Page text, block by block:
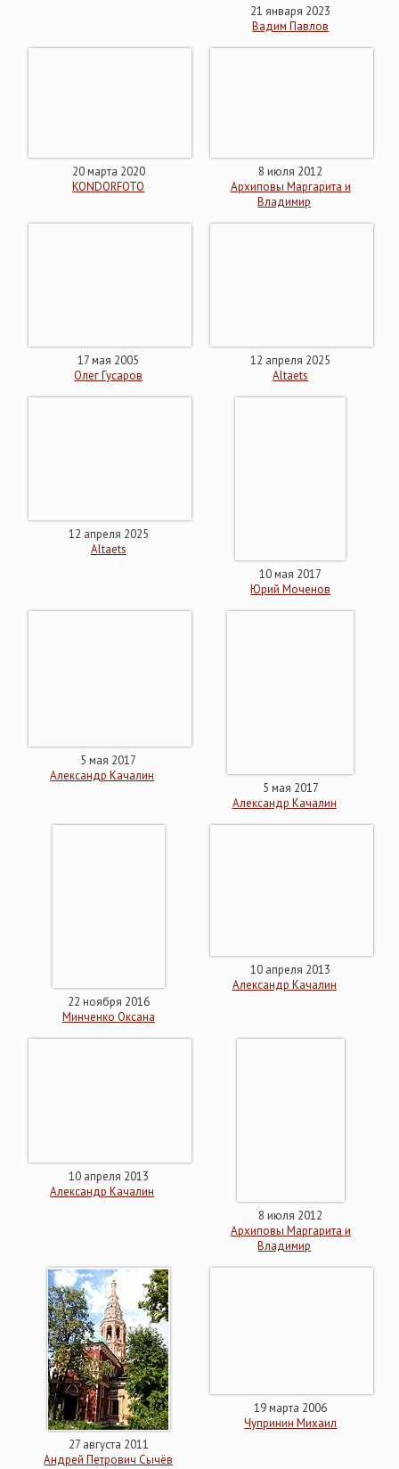
21 января 2023
Вадим Павлов
20 марта 2020
KONDORFOTO
8 июля 2012
Архиповы Маргарита и
Владимир
17 мая 2005
Олег Гусаров
12 апреля 2025
Altaets
12 апреля 2025
Altaets
10 мая 2017
Юрий Моченов
5 мая 2017
Александр Качалин
5 мая 2017
Александр Качалин
22 ноября 2016
Минченко Оксана
10 апреля 2013
Александр Качалин
10 апреля 2013
Александр Качалин
8 июля 2012
Архиповы Маргарита и
Владимир
27 августа 2011
Андрей Петрович Сычёв
19 марта 2006
Чупринин Михаил